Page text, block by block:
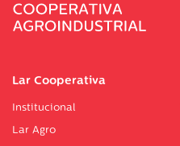
Lar Cooperativa
Institucional
Lar Agro